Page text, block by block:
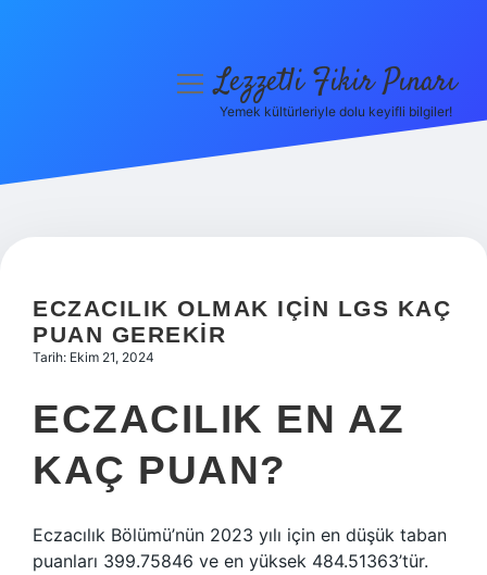
Hakkımızda
menüyüLezzetli Fikir Pınarı
Yemek kültürleriyle dolu keyifli bilgiler!
ECZACILIK OLMAK IÇIN LGS KAÇ
PUAN GEREKIR
Tarih: Ekim 21, 2024
ECZACILIK EN AZ
KAÇ PUAN?
Eczacılık Bölümü’nün 2023 yılı için en düşük taban
puanları 399.75846 ve en yüksek 484.51363’tür.